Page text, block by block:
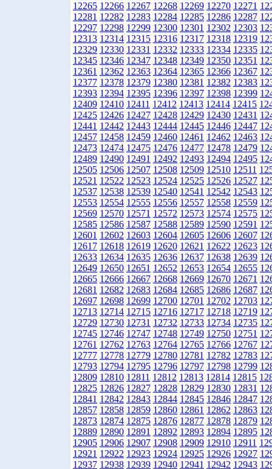
12265 12266 12267 12268 12269 12270 12271
12281 12282 12283 12284 12285 12286 12287
12297 12298 12299 12300 12301 12302 12303
12313 12314 12315 12316 12317 12318 12319
12329 12330 12331 12332 12333 12334 12335
12345 12346 12347 12348 12349 12350 12351
12361 12362 12363 12364 12365 12366 12367
12377 12378 12379 12380 12381 12382 12383
12393 12394 12395 12396 12397 12398 12399
12409 12410 12411 12412 12413 12414 12415
12425 12426 12427 12428 12429 12430 12431
12441 12442 12443 12444 12445 12446 12447
12457 12458 12459 12460 12461 12462 12463
12473 12474 12475 12476 12477 12478 12479
12489 12490 12491 12492 12493 12494 12495
12505 12506 12507 12508 12509 12510 12511
12521 12522 12523 12524 12525 12526 12527
12537 12538 12539 12540 12541 12542 12543
12553 12554 12555 12556 12557 12558 12559
12569 12570 12571 12572 12573 12574 12575
12585 12586 12587 12588 12589 12590 12591
12601 12602 12603 12604 12605 12606 12607
12617 12618 12619 12620 12621 12622 12623
12633 12634 12635 12636 12637 12638 12639
12649 12650 12651 12652 12653 12654 12655
12665 12666 12667 12668 12669 12670 12671
12681 12682 12683 12684 12685 12686 12687
12697 12698 12699 12700 12701 12702 12703
12713 12714 12715 12716 12717 12718 12719
12729 12730 12731 12732 12733 12734 12735
12745 12746 12747 12748 12749 12750 12751
12761 12762 12763 12764 12765 12766 12767
12777 12778 12779 12780 12781 12782 12783
12793 12794 12795 12796 12797 12798 12799
12809 12810 12811 12812 12813 12814 12815
12825 12826 12827 12828 12829 12830 12831
12841 12842 12843 12844 12845 12846 12847
12857 12858 12859 12860 12861 12862 12863
12873 12874 12875 12876 12877 12878 12879
12889 12890 12891 12892 12893 12894 12895
12905 12906 12907 12908 12909 12910 12911
12921 12922 12923 12924 12925 12926 12927
12937 12938 12939 12940 12941 12942 12943